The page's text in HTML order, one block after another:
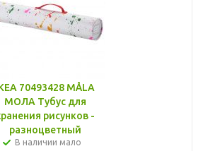
70493428 MÅLA
МОЛА Тубус для
рисунков -
разноцветный
В наличии мало